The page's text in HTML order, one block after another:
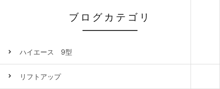
ブログカテゴリ
ハイエース 9型
リフトアップ